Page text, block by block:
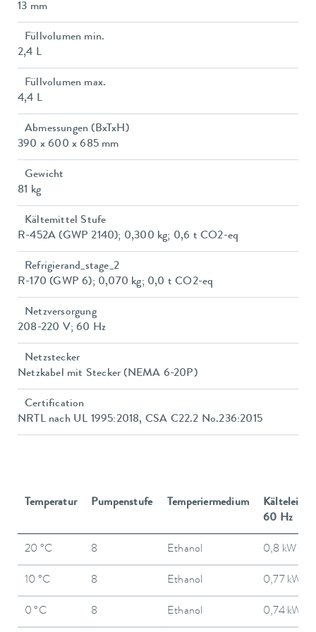
13 mm
Füllvolumen min.
2,4 L
Füllvolumen max.
4,4 L
Abmessungen (BxTxH)
390 x 600 x 685 mm
Gewicht
81 kg
Kältemittel Stufe
R-452A (GWP 2140); 0,300 kg; 0,6 t CO2-eq
Refrigierand_stage_2
R-170 (GWP 6); 0,070 kg; 0,0 t CO2-eq
Netzversorgung
208-220 V; 60 Hz
Netzstecker
Netzkabel mit Stecker (NEMA 6-20P)
Certification
NRTL nach UL 1995:2018, CSA C22.2 No.236:2015
Temperatur Pumpenstufe Temperiermedium
60 Hz
20 °C 8 Ethanol 0,8 kW
10 °C 8 Ethanol 0,77 kW
0 °C 8 Ethanol 0,74 kW